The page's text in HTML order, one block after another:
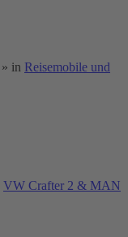
» in Reisemobile und
VW Crafter 2 & MAN